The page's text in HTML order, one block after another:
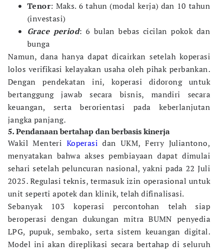
Tenor: Maks. 6 tahun (modal kerja) dan 10 tahun
(investasi)
Grace period: 6 bulan bebas cicilan pokok dan
bunga
Namun, dana hanya dapat dicairkan setelah koperasi
lolos verifikasi kelayakan usaha oleh pihak perbankan.
Dengan pendekatan ini, koperasi didorong untuk
bertanggung jawab secara bisnis, mandiri secara
keuangan, serta berorientasi pada keberlanjutan
jangka panjang.
5. Pendanaan bertahap dan berbasis kinerja
Wakil Menteri Koperasi dan UKM, Ferry Juliantono,
menyatakan bahwa akses pembiayaan dapat dimulai
sehari setelah peluncuran nasional, yakni pada 22 Juli
2025. Regulasi teknis, termasuk izin operasional untuk
unit seperti apotek dan klinik, telah difinalisasi.
Sebanyak 103 koperasi percontohan telah siap
beroperasi dengan dukungan mitra BUMN penyedia
LPG, pupuk, sembako, serta sistem keuangan digital.
Model ini akan direplikasi secara bertahap di seluruh